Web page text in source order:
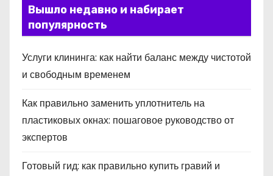
Вышло недавно и набирает
популярность
Услуги клининга: как найти баланс между чистотой
и свободным временем
Как правильно заменить уплотнитель на
пластиковых окнах: пошаговое руководство от
экспертов
Готовый гид: как правильно купить гравий и